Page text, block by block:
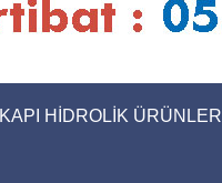
KAPI HİDROLİK ÜRÜNLERİ